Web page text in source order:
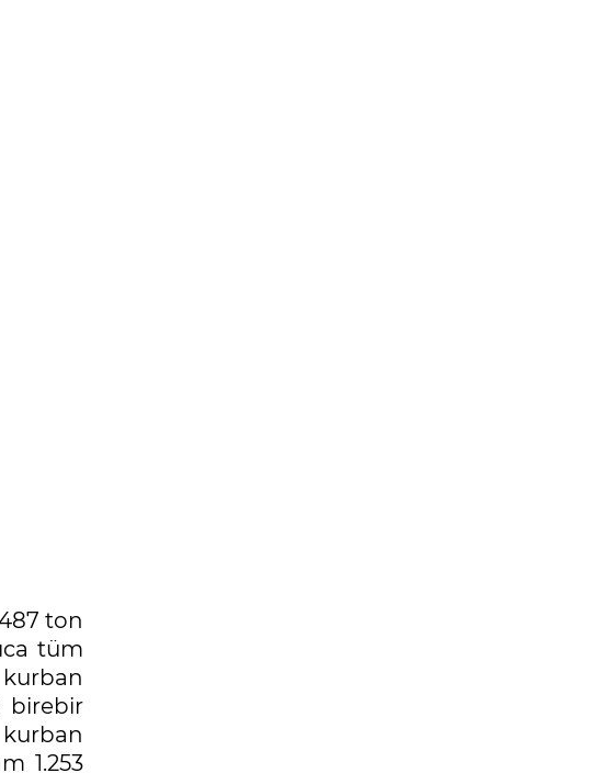
ton
tüm
birebir
1.253